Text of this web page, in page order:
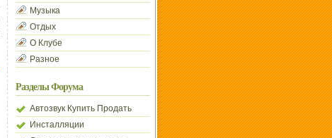
Музыка
Отдых
О Клубе
Разное
Разделы Форума
Автозвук Купить Продать
Инсталляции